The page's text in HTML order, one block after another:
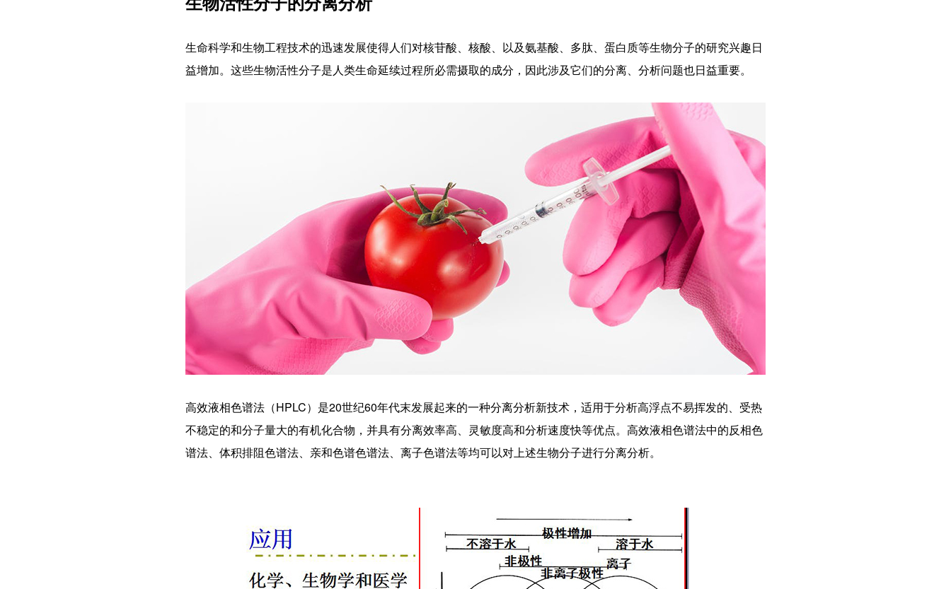
生命科学和生物工程技术的迅速发展使得人们对核苷酸、核酸、以及氨基酸、多肽、蛋白质等生物分子的研究兴趣日
益增加。这些生物活性分子是人类生命延续过程所必需摄取的成分，因此涉及它们的分离、分析问题也日益重要。
高效液相色谱法（HPLC）是20世纪60年代末发展起来的一种分离分析新技术，适用于分析高浮点不易挥发的、受热
不稳定的和分子量大的有机化合物，并具有分离效率高、灵敏度高和分析速度快等优点。高效液相色谱法中的反相色
谱法、体积排阻色谱法、亲和色谱色谱法、离子色谱法等均可以对上述生物分子进行分离分析。